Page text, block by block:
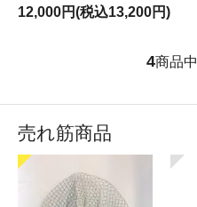
12,000円(税込13,200円)
4商品中
売れ筋商品